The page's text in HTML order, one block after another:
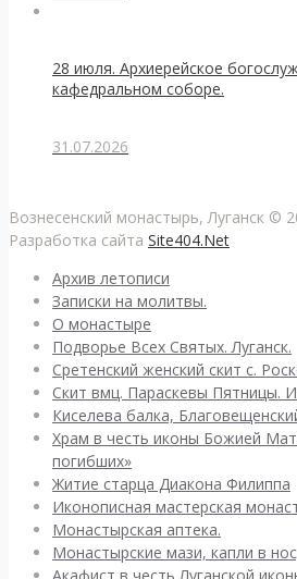
28 июля. Архиерейское
кафедральном соборе.
31.07.2026
Вознесенский монастырь, Луганск ©
Разработка сайта Site404.Net
Архив летописи
Записки на молитвы.
О монастыре
Подворье Всех Святых. Луганск.
Сретенский женский скит с.
Скит вмц. Параскевы Пятницы.
Киселева балка,
Храм в честь иконы Божией
погибших»
Житие старца Диакона Филиппа
Иконописная мастерская
Монастырская аптека.
Монастырские мази, капли в